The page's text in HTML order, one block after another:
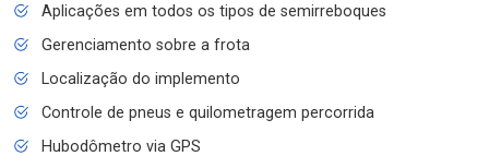
Aplicações em todos os tipos de semirreboques
Gerenciamento sobre a frota
Localização do implemento
Controle de pneus e quilometragem percorrida
Hubodômetro via GPS